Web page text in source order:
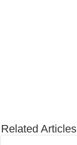
Related Articles